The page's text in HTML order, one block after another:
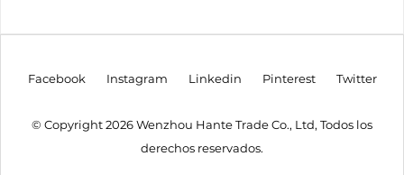
Facebook Instagram Linkedin Pinterest Twitter
© Copyright 2026 Wenzhou Hante Trade Co., Ltd, Todos los
derechos reservados.